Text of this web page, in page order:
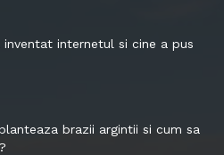
inventat internetul si cine a pus
brazii argintii si cum sa